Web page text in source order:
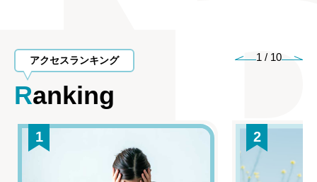
アクセスランキング
Ranking
1 / 10
1 2